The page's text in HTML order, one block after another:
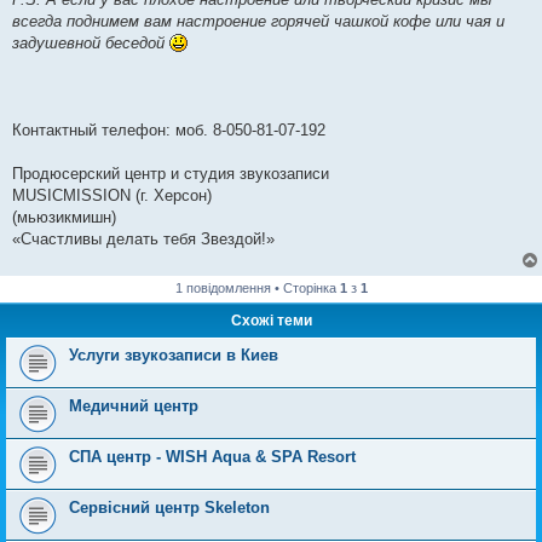
всегда поднимем вам настроение горячей чашкой кофе или чая и
задушевной беседой
Контактный телефон: моб. 8-050-81-07-192
Продюсерский центр и студия звукозаписи
MUSICMISSION (г. Херсон)
(мьюзикмишн)
«Счастливы делать тебя Звездой!»
1 повідомлення • Сторінка 1 з 1
Схожі теми
Услуги звукозаписи в Киев
Медичний центр
СПА центр - WISH Aqua & SPA Resort
Сервісний центр Skeleton